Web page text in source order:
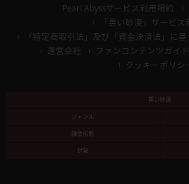
Pearl Abyssサービス利用規約
「黒い砂漠」サービ
「特定商取引法」及び「資金決済法」に
運営会社
ファンコンテンツガイド
クッキーポリシ
黒い砂漠
ジャンル
課金形態
対象